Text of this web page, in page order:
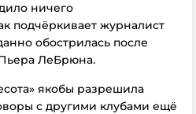
ничего
подчёркивает журналист
обострилась после
ЛеБрюна.
якобы разрешила
с другими клубами ещё